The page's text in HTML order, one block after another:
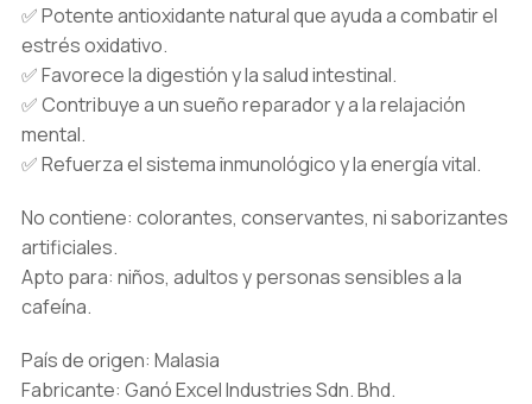
✅ Potente antioxidante natural que ayuda a combatir el
estrés oxidativo.
✅ Favorece la digestión y la salud intestinal.
✅ Contribuye a un sueño reparador y a la relajación
mental.
✅ Refuerza el sistema inmunológico y la energía vital.
No contiene: colorantes, conservantes, ni saborizantes
artificiales.
Apto para: niños, adultos y personas sensibles a la
cafeína.
País de origen: Malasia
Fabricante: Ganó Excel Industries Sdn. Bhd.